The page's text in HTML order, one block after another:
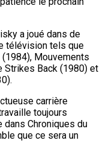
a joué dans de
télévision tels que
Mouvements
Strikes Back (1980) et
carrière
toujours
dans Chroniques du
que ce sera un